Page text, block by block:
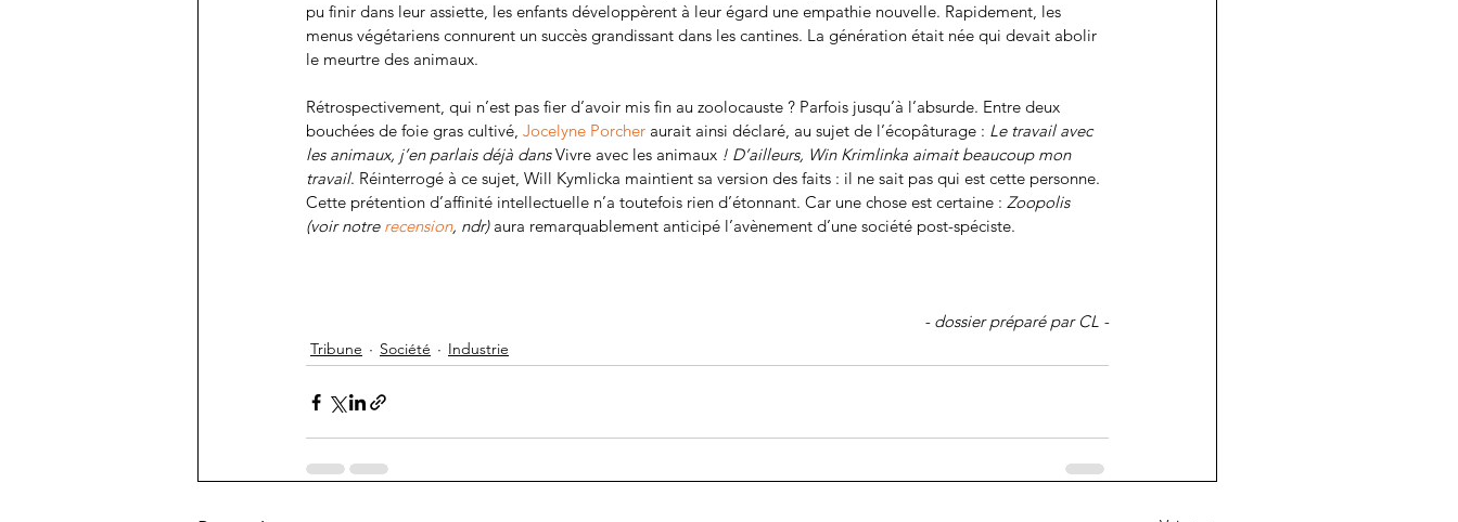
pu finir dans leur assiette, les enfants développèrent à leur égard une empathie nouvelle. Rapidement, les
menus végétariens connurent un succès grandissant dans les cantines. La génération était née qui devait abolir
le meurtre des animaux.
Rétrospectivement, qui n’est pas fier d’avoir mis fin au zoolocauste ? Parfois jusqu’à l’absurde. Entre deux
bouchées de foie gras cultivé, Jocelyne Porcher aurait ainsi déclaré, au sujet de l’écopâturage : Le travail avec
les animaux, j’en parlais déjà dans Vivre avec les animaux ! D’ailleurs, Win Krimlinka aimait beaucoup mon
travail. Réinterrogé à ce sujet, Will Kymlicka maintient sa version des faits : il ne sait pas qui est cette personne.
Cette prétention d’affinité intellectuelle n’a toutefois rien d’étonnant. Car une chose est certaine : Zoopolis
(voir notre recension, ndr) aura remarquablement anticipé l’avènement d’une société post-spéciste.
- dossier préparé par CL -
Tribune Société Industrie